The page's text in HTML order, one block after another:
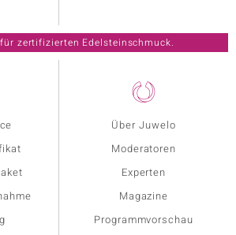
Über Juwelo
Moderatoren
Experten
Magazine
Programmvorschau
zertifizierten Edelsteinschmuck.